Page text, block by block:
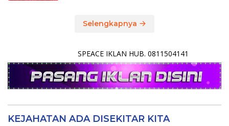
Selengkapnya
SPEACE IKLAN HUB. 0811504141
KEJAHATAN ADA DISEKITAR KITA